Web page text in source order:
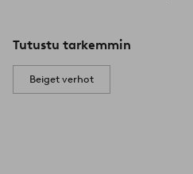
Tutustu tarkemmin
Beiget verhot